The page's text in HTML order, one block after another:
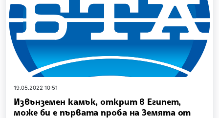
19.05.2022 10:51
Извънземен камък, открит в Египет,
може би е първата проба на Земята от